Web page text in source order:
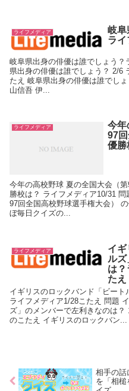
ライフメディア
岐阜
ライ
岐阜県出身の俳優は誰でしょう
県出身の俳優は誰でしょう？ 2/6
たえ 岐阜県出身の俳優は誰でし
山信吾 伊...
ライフメディア
今年
97
優勝
今年の高校野球 夏の全国大会（
勝校は？ ライフメディア10/31
97回全国高校野球選手権大会）
ぼ毎日クイズの...
ライフメディア
イギ
ル
は？
たえ
イギリスのロックバンド「ビート
ライフメディア1/28こたえ 問題
ズ」のメンバーで左利きなのは
のこたえ イギリスのロックバン...
相手の話
を「相槌